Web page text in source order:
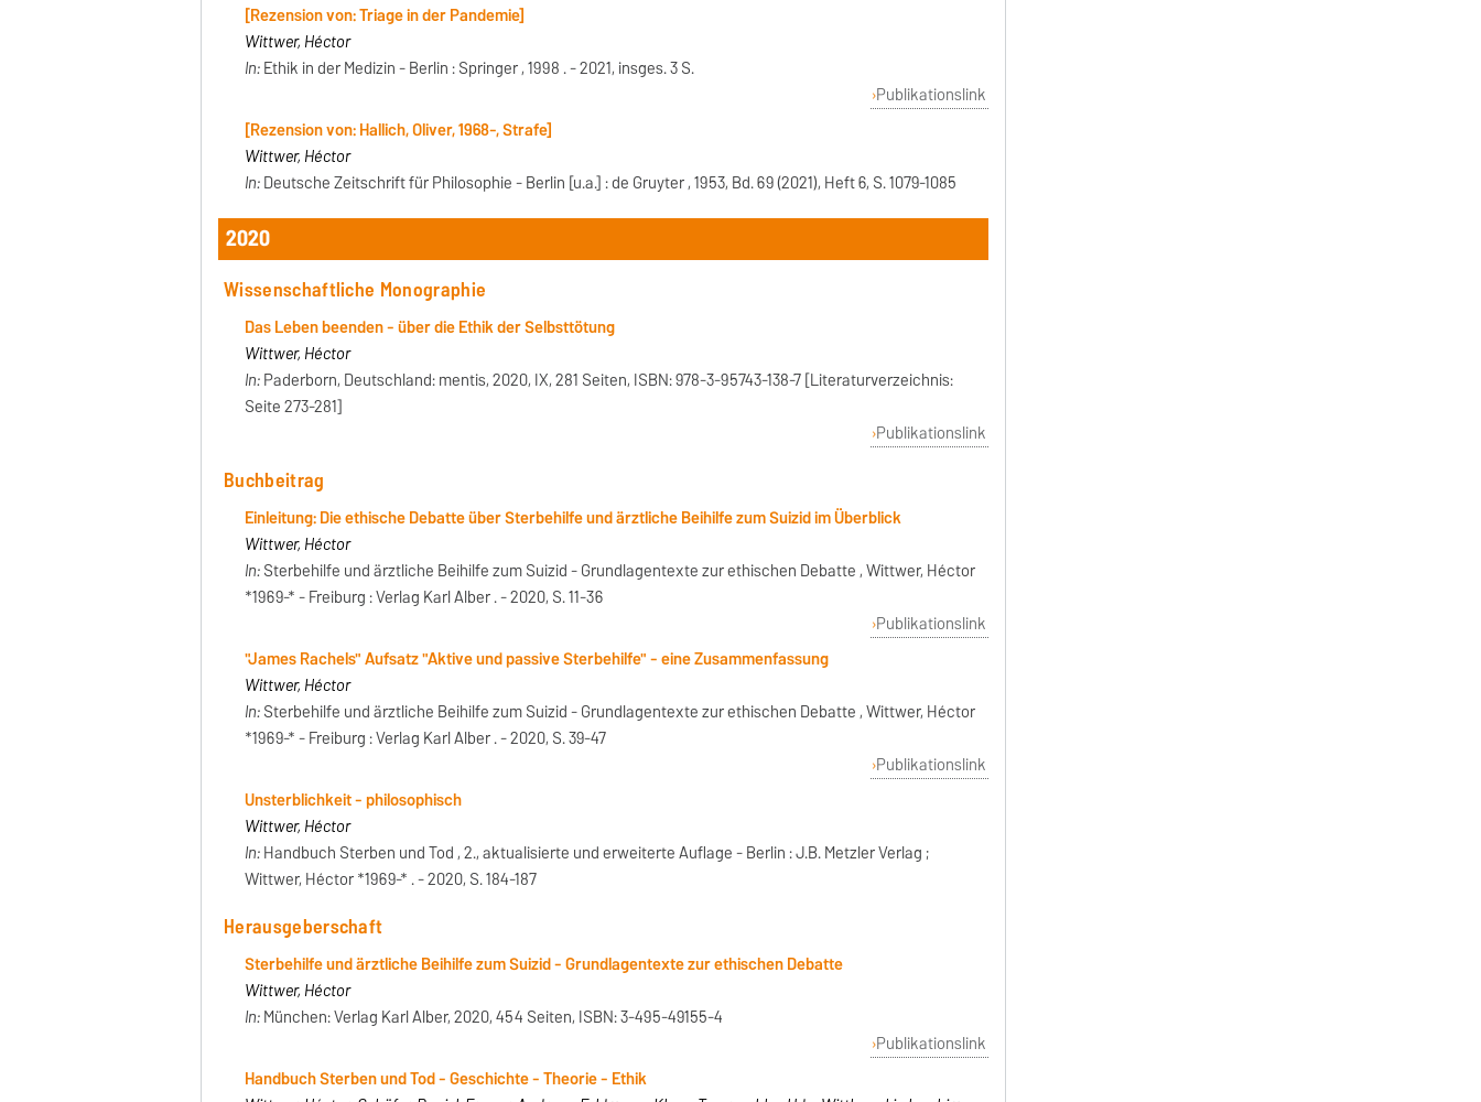
[Rezension von: Triage in der Pandemie]
Wittwer, Héctor
In:Ethik in der Medizin - Berlin : Springer , 1998 . - 2021, insges. 3 S.
Publikationslink
[Rezension von: Hallich, Oliver, 1968-, Strafe]
Wittwer, Héctor
In:Deutsche Zeitschrift für Philosophie - Berlin [u.a.] : de Gruyter , 1953, Bd. 69 (2021), Heft 6, S. 1079-1085
2020
Wissenschaftliche Monographie
Das Leben beenden - über die Ethik der Selbsttötung
Wittwer, Héctor
In:Paderborn, Deutschland: mentis, 2020, IX, 281 Seiten, ISBN: 978-3-95743-138-7 [Literaturverzeichnis:
Seite 273-281]
Publikationslink
Buchbeitrag
Einleitung: Die ethische Debatte über Sterbehilfe und ärztliche Beihilfe zum Suizid im Überblick
Wittwer, Héctor
In:Sterbehilfe und ärztliche Beihilfe zum Suizid - Grundlagentexte zur ethischen Debatte , Wittwer, Héctor
*1969-* - Freiburg : Verlag Karl Alber . - 2020, S. 11-36
Publikationslink
"James Rachels" Aufsatz "Aktive und passive Sterbehilfe" - eine Zusammenfassung
Wittwer, Héctor
In:Sterbehilfe und ärztliche Beihilfe zum Suizid - Grundlagentexte zur ethischen Debatte , Wittwer, Héctor
*1969-* - Freiburg : Verlag Karl Alber . - 2020, S. 39-47
Publikationslink
Unsterblichkeit - philosophisch
Wittwer, Héctor
In:Handbuch Sterben und Tod , 2., aktualisierte und erweiterte Auflage - Berlin : J.B. Metzler Verlag ;
Wittwer, Héctor *1969-* . - 2020, S. 184-187
Herausgeberschaft
Sterbehilfe und ärztliche Beihilfe zum Suizid - Grundlagentexte zur ethischen Debatte
Wittwer, Héctor
In:München: Verlag Karl Alber, 2020, 454 Seiten, ISBN: 3-495-49155-4
Publikationslink
Handbuch Sterben und Tod - Geschichte - Theorie - Ethik